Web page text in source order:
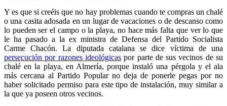
Y es que si creéis que no hay problemas cuando te compras un chalé
o una casita adosada en un lugar de vacaciones o de descanso como
lo pueden ser el campo o la playa, no hace más falta que ver lo que
le ha pasado a la ex ministra de Defensa del Partido Socialista
Carme Chacón. La diputada catalana se dice víctima de una
persecución por razones ideológicaspor parte de sus vecinos de su
chalé en la playa, en Almería, porque instaló una pérgola y el ala
más cercana al Partido Popular no deja de ponerle pegas por no
haber solicitado permiso para este tipo de instalación, muy similar a
la que ya poseen otros vecinos.